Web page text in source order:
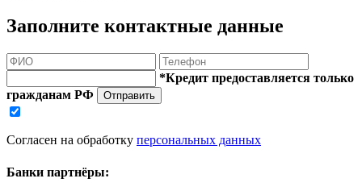
Заполните контактные данные
*Кредит предоставляется только
гражданам РФ
Отправить
Согласен на обработку персональных данных
Банки партнёры: